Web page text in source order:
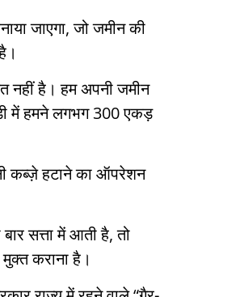
जाएगा, जो जमीन की
नहीं है। हम अपनी जमीन
में हमने लगभग 300 एकड़
कब्ज़े हटाने का ऑपरेशन
सत्ता में आती है, तो
कराना है।